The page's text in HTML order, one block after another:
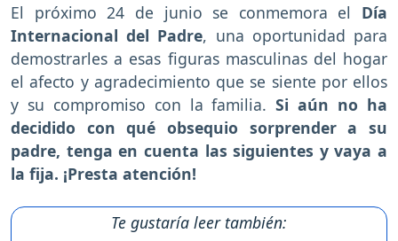
El próximo 24 de junio se conmemora el Día
Internacional del Padre, una oportunidad para
demostrarles a esas figuras masculinas del hogar
el afecto y agradecimiento que se siente por ellos
y su compromiso con la familia.Si aún no ha
decidido con qué obsequio sorprender a su
padre, tenga en cuenta las siguientes y vaya a
la fija. ¡Presta atención!
Te gustaría leer también: